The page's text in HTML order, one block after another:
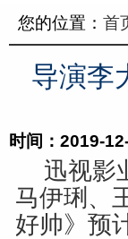
您的位置： 首
导演李
时间：2019-
迅视影
马伊琍、
好帅》预